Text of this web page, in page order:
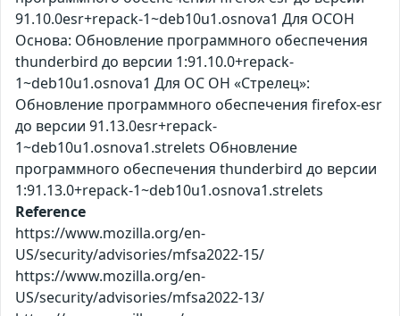
91.10.0esr+repack-1~deb10u1.osnova1 Для ОСОН
Основа: Обновление программного обеспечения
thunderbird до версии 1:91.10.0+repack-
1~deb10u1.osnova1 Для ОС ОН «Стрелец»:
Обновление программного обеспечения firefox-esr
до версии 91.13.0esr+repack-
1~deb10u1.osnova1.strelets Обновление
программного обеспечения thunderbird до версии
1:91.13.0+repack-1~deb10u1.osnova1.strelets
Reference
https://www.mozilla.org/en-
US/security/advisories/mfsa2022-15/
https://www.mozilla.org/en-
US/security/advisories/mfsa2022-13/